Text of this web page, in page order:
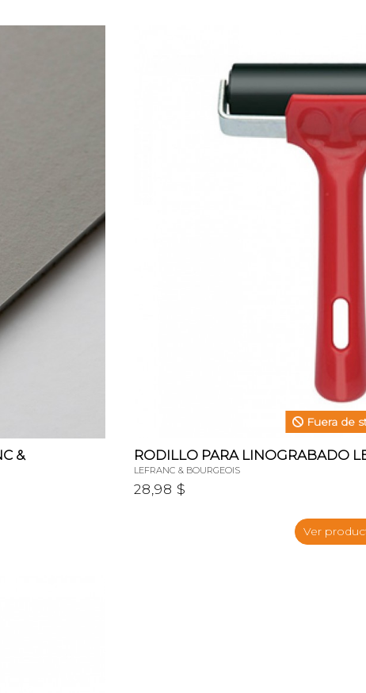
&
Fuera de
RODILLO PARA LINOGRABADO
LEFRANC & BOURGEOIS
28,98 $
Ver